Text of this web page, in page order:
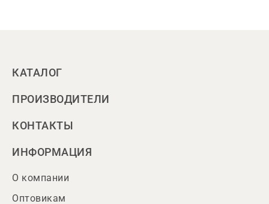
КАТАЛОГ
ПРОИЗВОДИТЕЛИ
КОНТАКТЫ
ИНФОРМАЦИЯ
О компании
Оптовикам